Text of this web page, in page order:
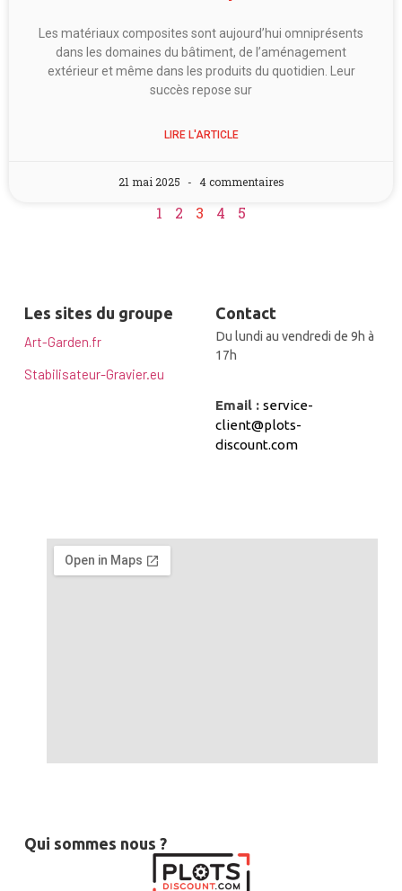
Les matériaux composites sont aujourd’hui omniprésents
dans les domaines du bâtiment, de l’aménagement
extérieur et même dans les produits du quotidien. Leur
succès repose sur
LIRE L'ARTICLE
21 mai 2025 4 commentaires
1 2 3 4 5
Qui sommes nous ?
Les sites du groupe
Art-Garden.fr
Stabilisateur-Gravier.eu
Contact
Du lundi au vendredi de 9h à
17h
Email : service-
client@plots-
discount.com